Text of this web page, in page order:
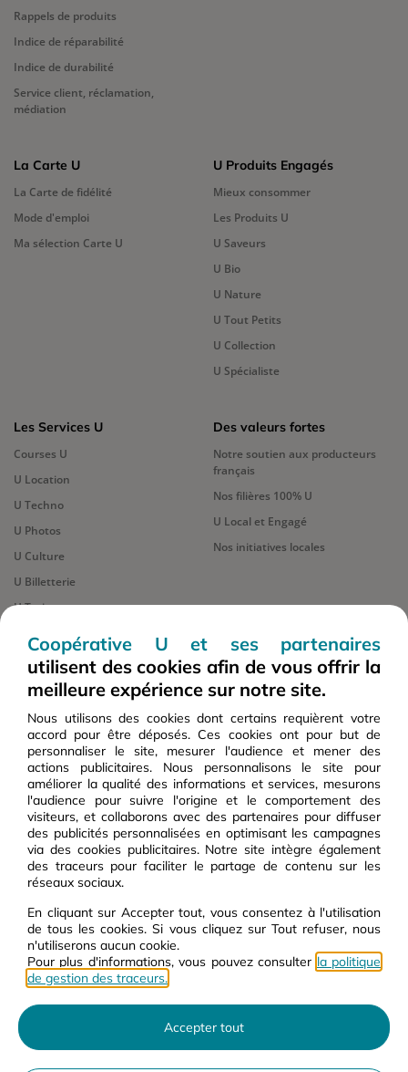
Coopérative U et ses partenaires
utilisent des cookies afin de vous offrir la
meilleure expérience sur notre site.
Nous utilisons des cookies dont certains requièrent votre
accord pour être déposés. Ces cookies ont pour but de
personnaliser le site, mesurer l'audience et mener des
actions publicitaires. Nous personnalisons le site pour
améliorer la qualité des informations et services, mesurons
l'audience pour suivre l'origine et le comportement des
visiteurs, et collaborons avec des partenaires pour diffuser
des publicités personnalisées en optimisant les campagnes
via des cookies publicitaires. Notre site intègre également
des traceurs pour faciliter le partage de contenu sur les
réseaux sociaux.
En cliquant sur Accepter tout, vous consentez à l'utilisation
de tous les cookies. Si vous cliquez sur Tout refuser, nous
n'utiliserons aucun cookie.
Pour plus d'informations, vous pouvez consulter la politique
de gestion des traceurs.
Accepter tout
Rappels de produits
Indice de réparabilité
Indice de durabilité
Service client, réclamation,
médiation
La Carte U
La Carte de fidélité
Mode d'emploi
Ma sélection Carte U
U Produits Engagés
Mieux consommer
Les Produits U
U Saveurs
U Bio
U Nature
U Tout Petits
U Collection
U Spécialiste
Les Services U
Courses U
U Location
U Techno
U Photos
U Culture
U Billetterie
U Traiteur
Carte Cadeaux U
Service après-vente
Carte Carburant Pro U
Station de service U
Des valeurs fortes
Notre soutien aux producteurs
français
Nos filières 100% U
U Local et Engagé
Nos initiatives locales
Engagements U
Nos rapports RSE
Charte éthique
Charte fournisseurs et
prestataires
Affichage environnemental textile
Qualités et caractéristiques
environnementales des produits
Lutter contre les substances
controversées
Numérique
Mieux consommer
Travailler avec U
Découvrir nos métiers
Trouver un emploi
Devenir chef d'entreprise
Devenir fournisseurs